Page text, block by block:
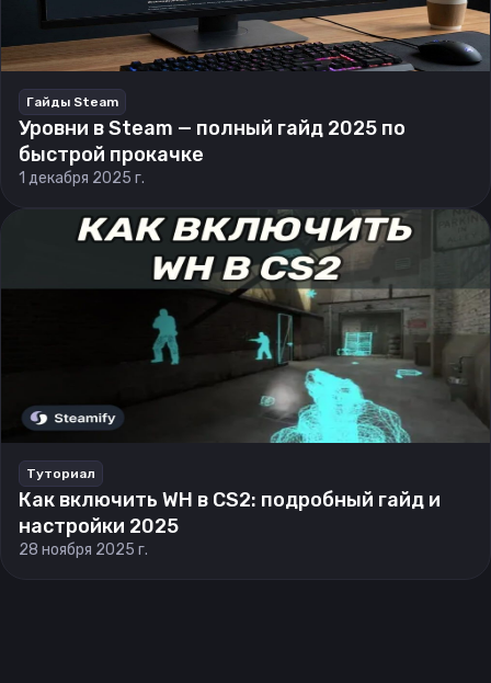
Гайды Steam
Уровни в Steam — полный гайд 2025 по
быстрой прокачке
1 декабря 2025 г.
Туториал
Как включить WH в CS2: подробный гайд и
настройки 2025
28 ноября 2025 г.